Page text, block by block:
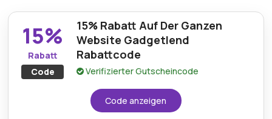
15%
Rabatt
Code
15% Rabatt Auf Der Ganzen
Website Gadgetlend
Rabattcode
Verifizierter Gutscheincode
Code anzeigen